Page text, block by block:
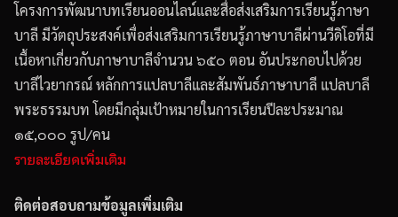
โครงการพัฒนาบทเรียนออนไลน์และสื่อส่งเสริมการเรียนรู้ภาษา
บาลี มีวัตถุประสงค์เพื่อส่งเสริมการเรียนรู้ภาษาบาลีผ่านวีดิโอที่มี
เนื้อหาเกี่ยวกับภาษาบาลีจำนวน ๖๕๐ ตอน อันประกอบไปด้วย
บาลีไวยากรณ์ หลักการแปลบาลีและสัมพันธ์ภาษาบาลี แปลบาลี
พระธรรมบท โดยมีกลุ่มเป้าหมายในการเรียนปีละประมาณ
๑๕,๐๐๐ รูป/คน
รายละเอียดเพิ่มเติม
ติดต่อสอบถามข้อมูลเพิ่มเติม